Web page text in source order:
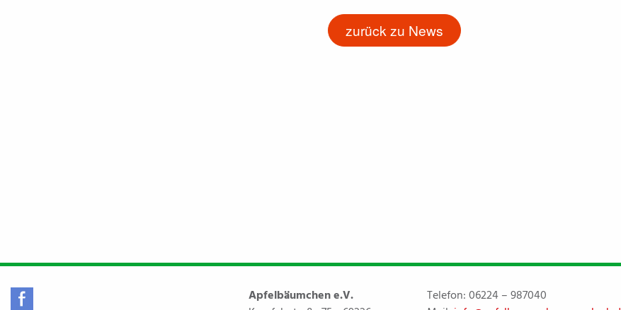
zurück zu News
Apfelbäumchen e.V.
Telefon:06224 – 987040